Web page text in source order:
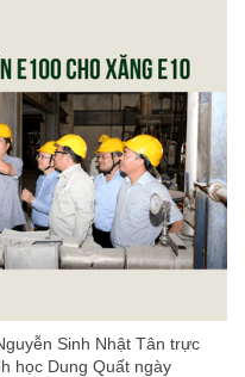
Sinh Nhật Tân trực
học Dung Quất ngày